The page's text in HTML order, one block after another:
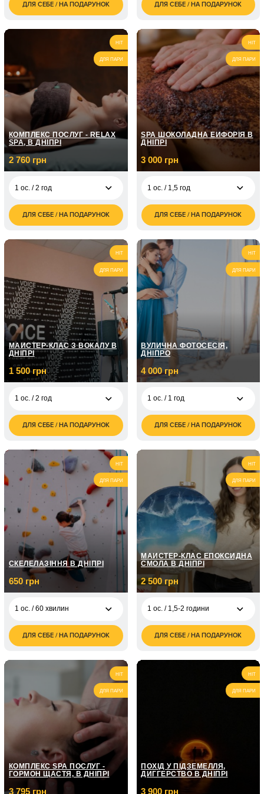
1 ос. / 90 хвилин/ 300
куль
грн
7 900
грн
6 ос. / 120 хвилин/
400 шаров
5 940
10 ос. / 120 хвилин/
400 куль
9 900
грн
ДЛЯ СЕБЕ / НА ПОДАРУНОК
1 350
грн
1 ос. / 1,5 години
1 770
грн
ДЛЯ СЕБЕ / НА ПОДАРУНОК
HIT
ДЛЯ ПАРИ
КОМПЛЕКС ПОСЛУГ - RELAX
SPA, В ДНІПРІ
2 760 грн
1 ос. / 2 год
2 760
грн
ДЛЯ СЕБЕ / НА ПОДАРУНОК
HIT
ДЛЯ ПАРИ
SPA ШОКОЛАДНА ЕЙФОРІЯ В
ДНІПРІ
3 000 грн
1 ос. / 1,5 год
3 000
грн
ДЛЯ СЕБЕ / НА ПОДАРУНОК
HIT
ДЛЯ ПАРИ
МАЙСТЕР-КЛАС З ВОКАЛУ В
ДНІПРІ
1 500 грн
1 ос. / 2 год
1 500
грн
ДЛЯ СЕБЕ / НА ПОДАРУНОК
HIT
ДЛЯ ПАРИ
ВУЛИЧНА ФОТОСЕСІЯ,
ДНІПРО
4 000 грн
1 ос. / 1 год
4 000
грн
ДЛЯ СЕБЕ / НА ПОДАРУНОК
HIT
ДЛЯ ПАРИ
СКЕЛЕЛАЗІННЯ В ДНІПРІ
650 грн
1 ос. / 60 хвилин
650
грн
1 100
грн
ДЛЯ СЕБЕ / НА ПОДАРУНОК
HIT
ДЛЯ ПАРИ
МАЙСТЕР-КЛАС ЕПОКСИДНА
СМОЛА В ДНІПРІ
2 500 грн
1 ос. / 1,5-2 години
2 500
грн
ДЛЯ СЕБЕ / НА ПОДАРУНОК
HIT
ДЛЯ ПАРИ
КОМПЛЕКС SPA ПОСЛУГ -
ГОРМОН ЩАСТЯ, В ДНІПРІ
3 795 грн
HIT
ДЛЯ ПАРИ
ПОХІД У ПІДЗЕМЕЛЛЯ,
ДИГГЕРСТВО В ДНІПРІ
3 900 грн